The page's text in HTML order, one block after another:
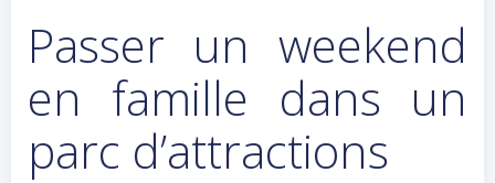
Passer un weekend
en famille dans un
parc d’attractions